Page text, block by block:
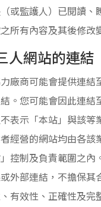
或監護人）已閱讀、
所有內容及其後修改
人網站的連結
廠商可能會提供連結
。您可能會因此連結
表示「本站」與該等
經營的網站均由各該
控制及負責範圍之內
外部連結，不擔保其
有效性、正確性及完